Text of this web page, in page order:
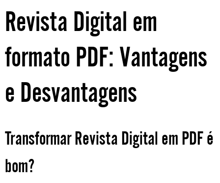
Revista Digital em
formato PDF: Vantagens
e Desvantagens
Transformar Revista Digital em PDF é
bom?